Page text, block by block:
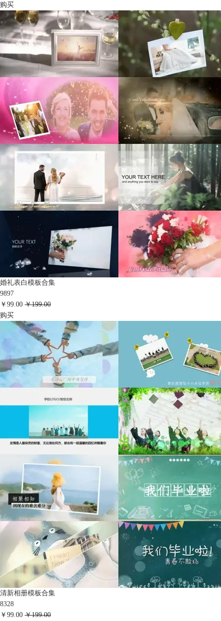
购买
婚礼表白模板合集
9897
￥99.00 ￥199.00
购买
清新相册模板合集
8328
￥99.00 ￥199.00